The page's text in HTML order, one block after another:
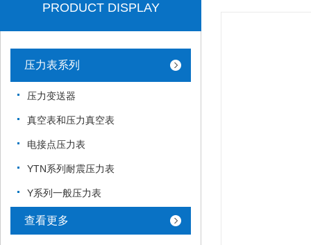
PRODUCT DISPLAY
压力表系列
压力变送器
真空表和压力真空表
电接点压力表
YTN系列耐震压力表
Y系列一般压力表
查看更多